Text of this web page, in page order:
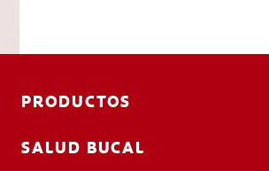
PRODUCTOS
SALUD BUCAL